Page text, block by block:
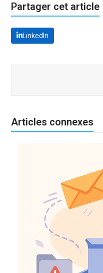
Partager cet article
LinkedIn
Articles connexes